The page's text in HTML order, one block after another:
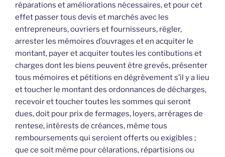
réparations et améliorations nécessaires, et pour cet
effet passer tous devis et marchés avec les
entrepreneurs, ouvriers et fournisseurs, régler,
arrester les mémoires d’ouvrages et en acquiter le
montant, payer et acquiter toutes les contibutions et
charges dont les biens peuvent être grevés, présenter
tous mémoires et pétitions en dégrèvement s’il y a lieu
et toucher le montant des ordonnances de décharges,
recevoir et toucher toutes les sommes qui seront
dues, doit pour prix de fermages, loyers, arrérages de
rentese, intérests de créances, même tous
remboursements qui seroient offerts ou exigibles ;
que ce soit même pour célarations, répartisions ou